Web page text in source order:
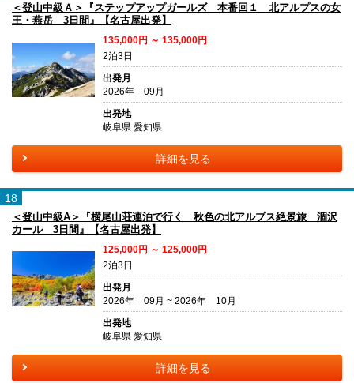
＜登山中級Ａ＞『ステップアップガールズ 本番回１ 北アルプスの女
王・燕岳 3日間』【名古屋出発】
135,000円 ～ 135,000円
2泊3日
出発月
2026年 09月
出発地
岐阜県 愛知県
詳細を見る
18
＜登山中級A＞『横尾山荘連泊で行く 秋色の北アルプス絶景旅 涸沢
カール 3日間』【名古屋出発】
125,000円 ～ 125,000円
2泊3日
出発月
2026年 09月 ~ 2026年 10月
出発地
岐阜県 愛知県
詳細を見る